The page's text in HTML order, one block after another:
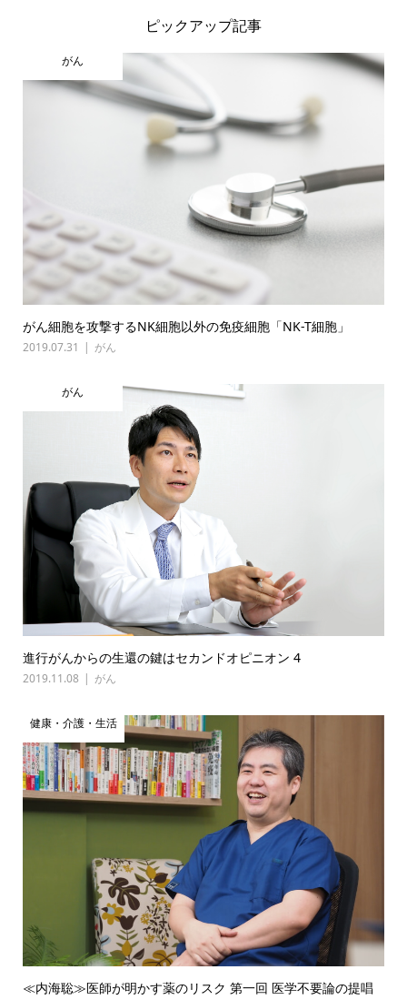
ピックアップ記事
がん
がん細胞を攻撃するNK細胞以外の免疫細胞「NK-T細胞」
2019.07.31 がん
がん
進行がんからの生還の鍵はセカンドオピニオン 4
2019.11.08 がん
健康・介護・生活
≪内海聡≫医師が明かす薬のリスク 第一回 医学不要論の提唱